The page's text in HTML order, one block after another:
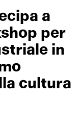
a
per
in
cultura